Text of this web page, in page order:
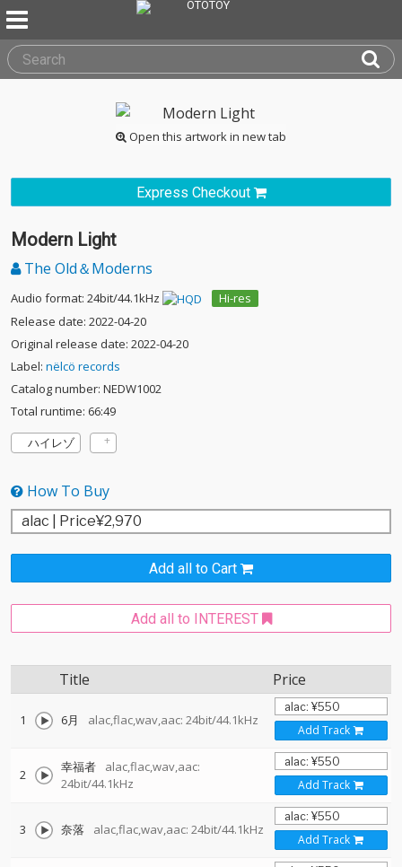
Open this artwork in new tab
Express Checkout
Modern Light
The Old＆Moderns
Audio format: 24bit/44.1kHz
Hi-res
Release date: 2022-04-20
Original release date: 2022-04-20
Label: nëlcö records
Catalog number: NEDW1002
Total runtime: 66:49
ハイレゾ
How To Buy
Add all to Cart
Add all to INTEREST
Title Price
1 6月 alac,flac,wav,aac: 24bit/44.1kHz
Add Track
2 幸福者
alac,flac,wav,aac:
24bit/44.1kHz
Add Track
3 奈落 alac,flac,wav,aac: 24bit/44.1kHz
Add Track